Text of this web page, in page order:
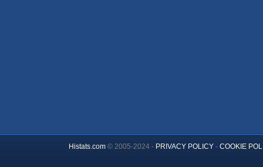
Histats.com© 2005-2024 - PRIVACY POLICY- COOKIE